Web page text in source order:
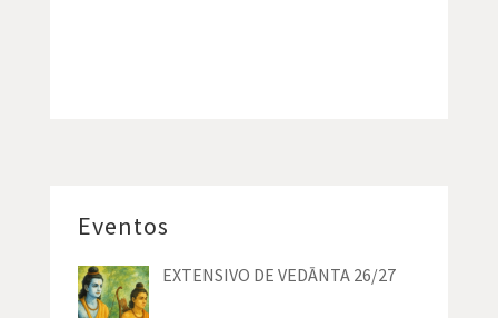
Eventos
EXTENSIVO DE VEDĀNTA 26/27